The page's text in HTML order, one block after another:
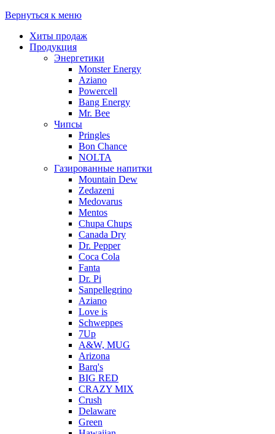
Вернуться к меню
Хиты продаж
Продукция
Энергетики
Monster Energy
Aziano
Powercell
Bang Energy
Mr. Bee
Чипсы
Pringles
Bon Chance
NOLTA
Газированные напитки
Mountain Dew
Zedazeni
Medovarus
Mentos
Chupa Chups
Canada Dry
Dr. Pepper
Coca Cola
Fanta
Dr. Pi
Sanpellegrino
Aziano
Love is
Schweppes
7Up
A&W, MUG
Arizona
Barq's
BIG RED
CRAZY MIX
Crush
Delaware
Green